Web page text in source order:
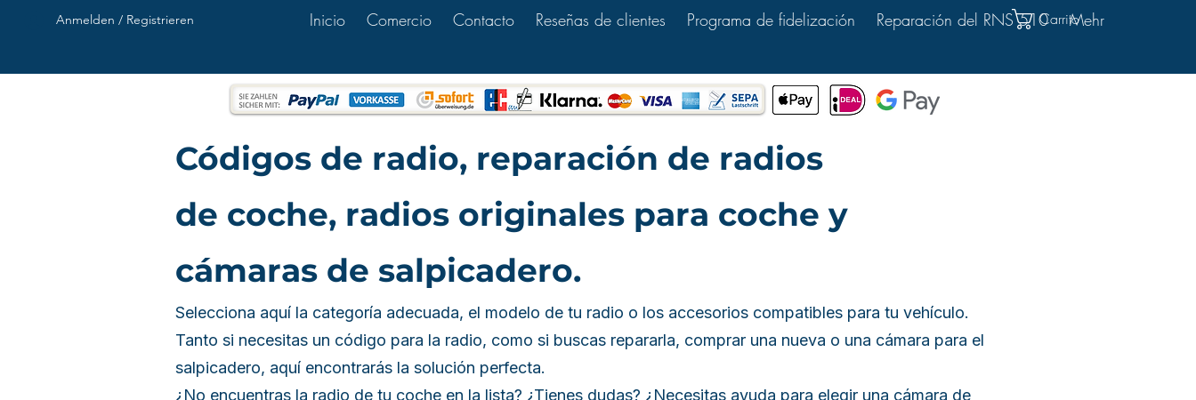
Anmelden / Registrieren Inicio Comercio Contacto Reseñas de clientes Programa de fidelización Reparación del RNS 510 Mehr
Carrito
Códigos de radio, reparación de radios
de coche, radios originales para coche y
cámaras de salpicadero.
Selecciona aquí la categoría adecuada, el modelo de tu radio o los accesorios compatibles para tu vehículo.
Tanto si necesitas un código para la radio, como si buscas repararla, comprar una nueva o una cámara para el
salpicadero, aquí encontrarás la solución perfecta.
¿No encuentras la radio de tu coche en la lista? ¿Tienes dudas? ¿Necesitas ayuda para elegir una cámara de